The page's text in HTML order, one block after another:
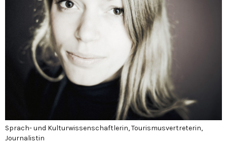
Sprach- und Kulturwissenschaftlerin, Tourismusvertreterin,
Journalistin